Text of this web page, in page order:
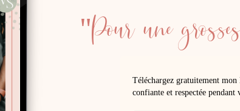
Téléchargez gratuitement
confiante et respectée pendant
"Pour une